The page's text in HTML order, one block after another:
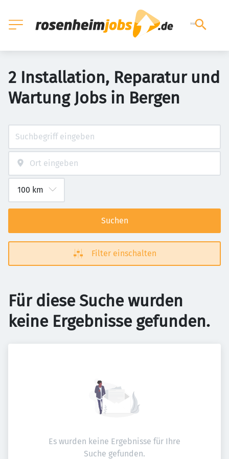
2 Installation, Reparatur und
Wartung Jobs in Bergen
Suchen
Filter einschalten
Für diese Suche wurden
keine Ergebnisse gefunden.
Es wurden keine Ergebnisse für Ihre
Suche gefunden.